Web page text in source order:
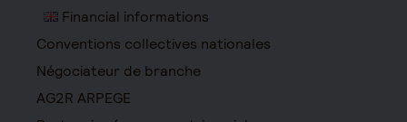
Financial informations
Conventions collectives nationales
Négociateur de branche
AG2R ARPEGE